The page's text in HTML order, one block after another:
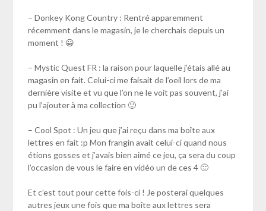
– Donkey Kong Country : Rentré apparemment
récemment dans le magasin, je le cherchais depuis un
moment ! 😀
– Mystic Quest FR : la raison pour laquelle j’étais allé au
magasin en fait. Celui-ci me faisait de l’oeil lors de ma
dernière visite et vu que l’on ne le voit pas souvent, j’ai
pu l’ajouter à ma collection 🙂
– Cool Spot : Un jeu que j’ai reçu dans ma boîte aux
lettres en fait :p Mon frangin avait celui-ci quand nous
étions gosses et j’avais bien aimé ce jeu, ça sera du coup
l’occasion de vous le faire en vidéo un de ces 4 🙂
Et c’est tout pour cette fois-ci ! Je posterai quelques
autres jeux une fois que ma boîte aux lettres sera